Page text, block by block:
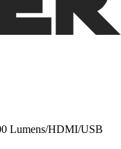
Lumens/HDMI/USB